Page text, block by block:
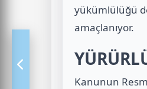
yükümlülüğü
amaçlanıyor.
Kanunun